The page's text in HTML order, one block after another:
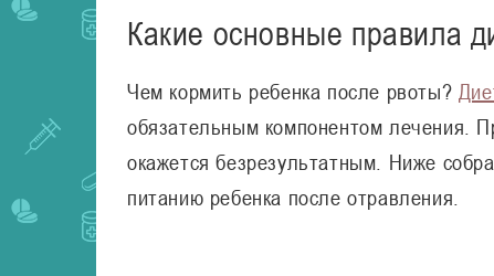
Какие основные правила
Чем кормить ребенка после рвоты?
обязательным компонентом лечения.
окажется безрезультатным. Ниже
питанию ребенка после отравления.